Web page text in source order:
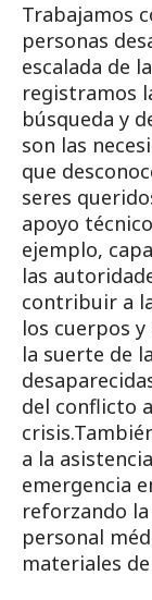
Trabajamos
personas
escalada de
registramos
búsqueda y
son las
que
seres
apoyo
ejemplo,
las
contribuir a
los cuerpos
la suerte de
del conflicto
a la
emergencia
reforzando
personal
materiales